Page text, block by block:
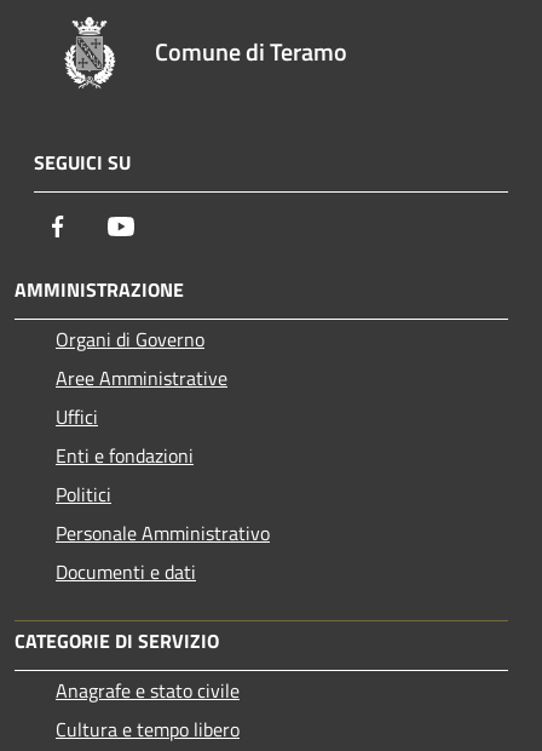
Comune di Teramo
SEGUICI SU
Facebook
AMMINISTRAZIONE
Organi di Governo
Aree Amministrative
Uffici
Enti e fondazioni
Politici
Personale Amministrativo
Documenti e dati
CATEGORIE DI SERVIZIO
Anagrafe e stato civile
Cultura e tempo libero